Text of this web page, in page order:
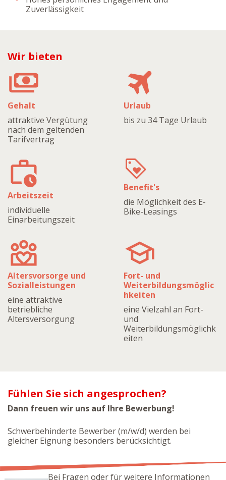
Zuverlässigkeit
Wir bieten
Gehalt
attraktive Vergütung
nach dem geltenden
Tarifvertrag
Urlaub
bis zu 34 Tage Urlaub
Arbeitszeit
individuelle
Einarbeitungszeit
Benefit's
die Möglichkeit des E-
Bike-Leasings
Altersvorsorge und
Sozialleistungen
eine attraktive
betriebliche
Altersversorgung
Fort- und
Weiterbildungsmöglic
hkeiten
eine Vielzahl an Fort-
und
Weiterbildungsmöglichk
eiten
Fühlen Sie sich angesprochen?
Dann freuen wir uns auf Ihre Bewerbung!
Schwerbehinderte Bewerber (m/w/d) werden bei
gleicher Eignung besonders berücksichtigt.
Bei Fragen oder für weitere Informationen